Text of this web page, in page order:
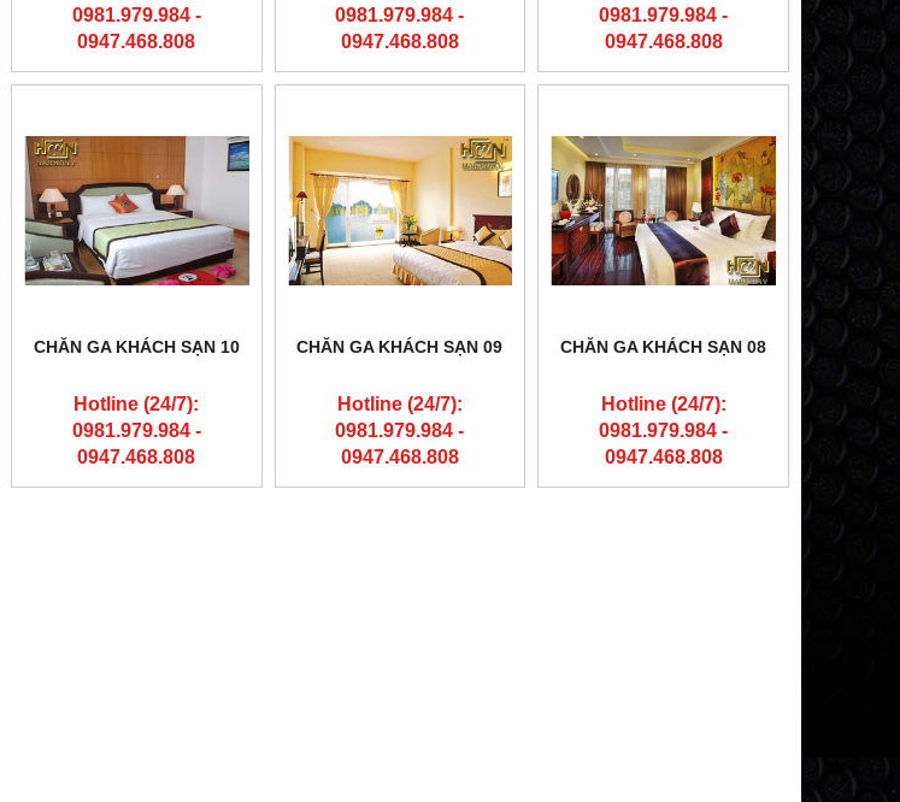
0981.979.984 -
0947.468.808
0981.979.984 -
0947.468.808
0981.979.984 -
0947.468.808
CHĂN GA KHÁCH SẠN 10
Hotline (24/7):
0981.979.984 -
0947.468.808
CHĂN GA KHÁCH SẠN 09
Hotline (24/7):
0981.979.984 -
0947.468.808
CHĂN GA KHÁCH SẠN 08
Hotline (24/7):
0981.979.984 -
0947.468.808